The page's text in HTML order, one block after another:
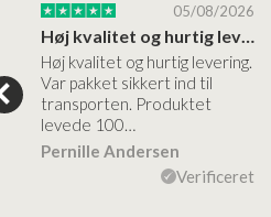
05/08/2026
Høj kvalitet og hurtig levering
Høj kvalitet og hurtig levering.
Var pakket sikkert ind til
transporten. Produktet
levede 100…
Pernille Andersen
Verificeret